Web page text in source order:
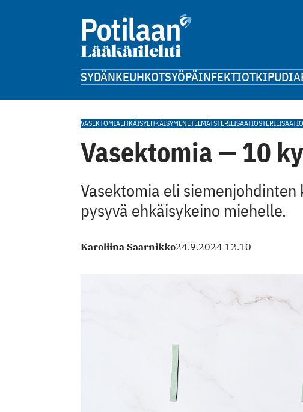
SYDÄNKEUHKOTSYÖPÄINFEKTIOTKIPU
VASEKTOMIAEHKÄISYEHKÄISYMENETELMÄTSTERILISAATIO
Vasektomia — 10
Vasektomia eli siemenjohdinten
pysyvä ehkäisykeino miehelle.
Karoliina Saarnikko24.9.2024 12.10